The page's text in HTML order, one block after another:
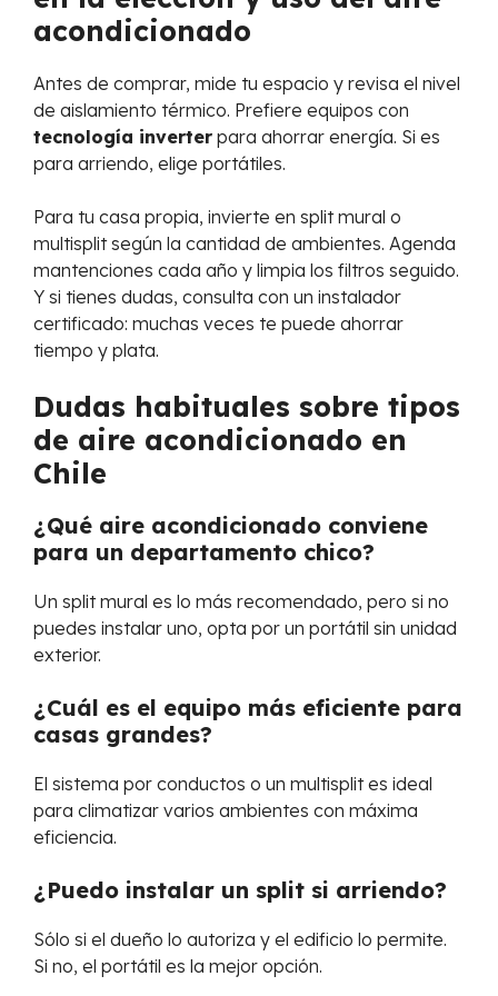
acondicionado
Antes de comprar, mide tu espacio y revisa el nivel
de aislamiento térmico. Prefiere equipos con
tecnología inverter para ahorrar energía. Si es
para arriendo, elige portátiles.
Para tu casa propia, invierte en split mural o
multisplit según la cantidad de ambientes. Agenda
mantenciones cada año y limpia los filtros seguido.
Y si tienes dudas, consulta con un instalador
certificado: muchas veces te puede ahorrar
tiempo y plata.
Dudas habituales sobre tipos
de aire acondicionado en
Chile
¿Qué aire acondicionado conviene
para un departamento chico?
Un split mural es lo más recomendado, pero si no
puedes instalar uno, opta por un portátil sin unidad
exterior.
¿Cuál es el equipo más eficiente para
casas grandes?
El sistema por conductos o un multisplit es ideal
para climatizar varios ambientes con máxima
eficiencia.
¿Puedo instalar un split si arriendo?
Sólo si el dueño lo autoriza y el edificio lo permite.
Si no, el portátil es la mejor opción.